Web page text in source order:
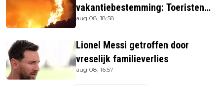
vakantiebestemming: Toeristen
uit verblijven gehaald
aug 08, 18:58
Lionel Messi getroffen door
vreselijk familieverlies
aug 08, 16:57